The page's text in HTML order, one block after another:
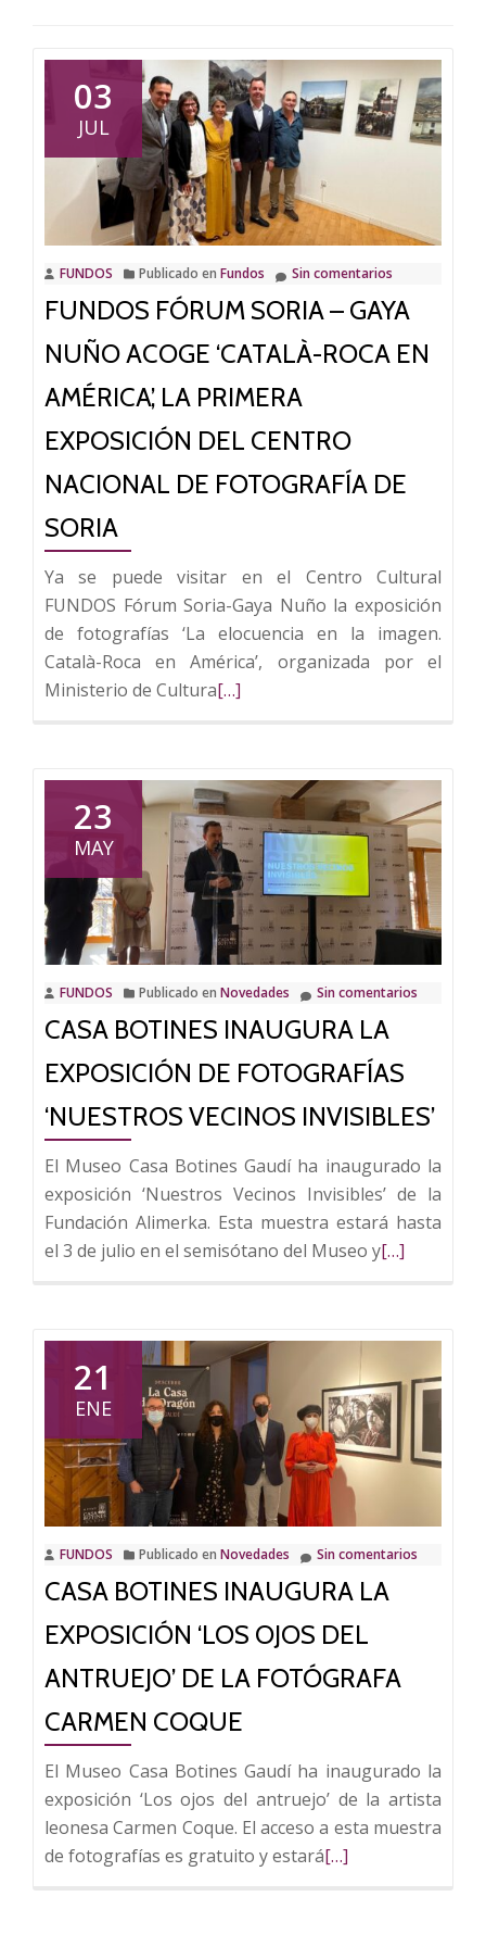
03
JUL
FUNDOS Publicado en Fundos Sin comentarios
FUNDOS FÓRUM SORIA – GAYA
NUÑO ACOGE ‘CATALÀ-ROCA EN
AMÉRICA’, LA PRIMERA
EXPOSICIÓN DEL CENTRO
NACIONAL DE FOTOGRAFÍA DE
SORIA
Ya se puede visitar en el Centro Cultural
FUNDOS Fórum Soria-Gaya Nuño la exposición
de fotografías ‘La elocuencia en la imagen.
Català-Roca en América’, organizada por el
Ministerio de CulturaLeer
Fórum
Soria
–
Gaya
Nuño
acoge
‘Català-
Roca
en
la
primera
del
Centro
Nacional
de
Soria
[…]
23
MAY
FUNDOS Publicado en Novedades Sin comentarios
CASA BOTINES INAUGURA LA
EXPOSICIÓN DE FOTOGRAFÍAS
‘NUESTROS VECINOS INVISIBLES’
El Museo Casa Botines Gaudí ha inaugurado la
exposición ‘Nuestros Vecinos Invisibles’ de la
Fundación Alimerka. Esta muestra estará hasta
el 3 de julio en el semisótano del Museo yLeer
inaugura
la
exposición
‘Nuestros
Vecinos
Invisibles’
[…]
21
ENE
FUNDOS Publicado en Novedades Sin comentarios
CASA BOTINES INAUGURA LA
EXPOSICIÓN ‘LOS OJOS DEL
ANTRUEJO’ DE LA FOTÓGRAFA
CARMEN COQUE
El Museo Casa Botines Gaudí ha inaugurado la
exposición ‘Los ojos del antruejo’ de la artista
leonesa Carmen Coque. El acceso a esta muestra
de fotografías es gratuito y estaráLeer
[…]